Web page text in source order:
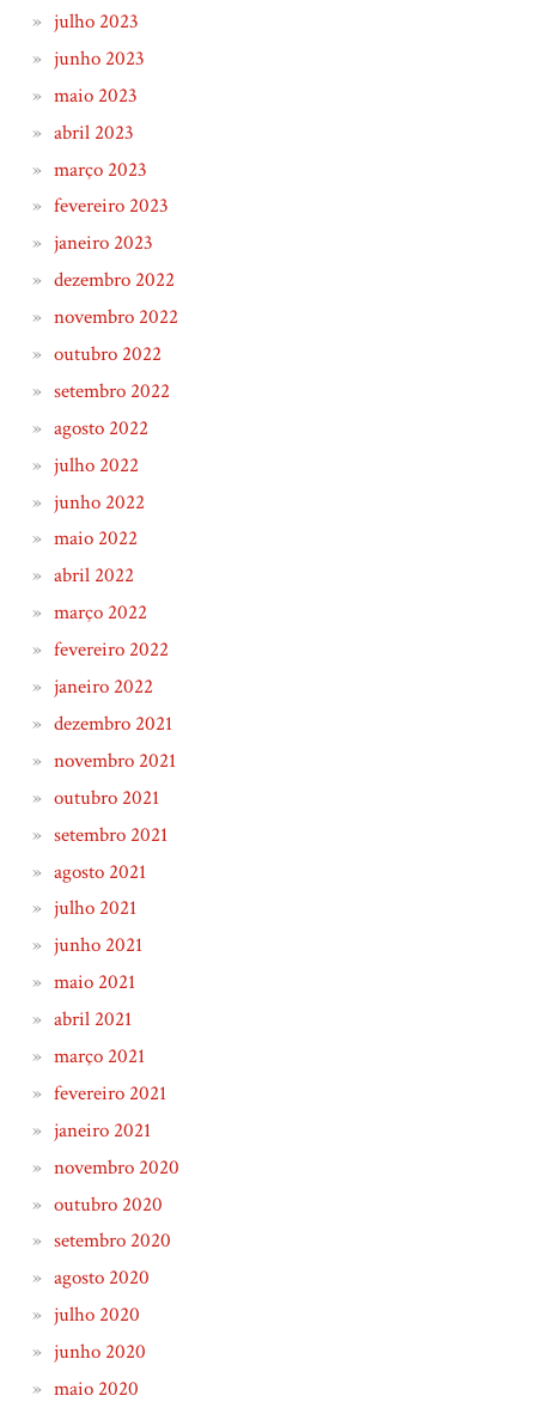
julho 2023
junho 2023
maio 2023
abril 2023
março 2023
fevereiro 2023
janeiro 2023
dezembro 2022
novembro 2022
outubro 2022
setembro 2022
agosto 2022
julho 2022
junho 2022
maio 2022
abril 2022
março 2022
fevereiro 2022
janeiro 2022
dezembro 2021
novembro 2021
outubro 2021
setembro 2021
agosto 2021
julho 2021
junho 2021
maio 2021
abril 2021
março 2021
fevereiro 2021
janeiro 2021
novembro 2020
outubro 2020
setembro 2020
agosto 2020
julho 2020
junho 2020
maio 2020